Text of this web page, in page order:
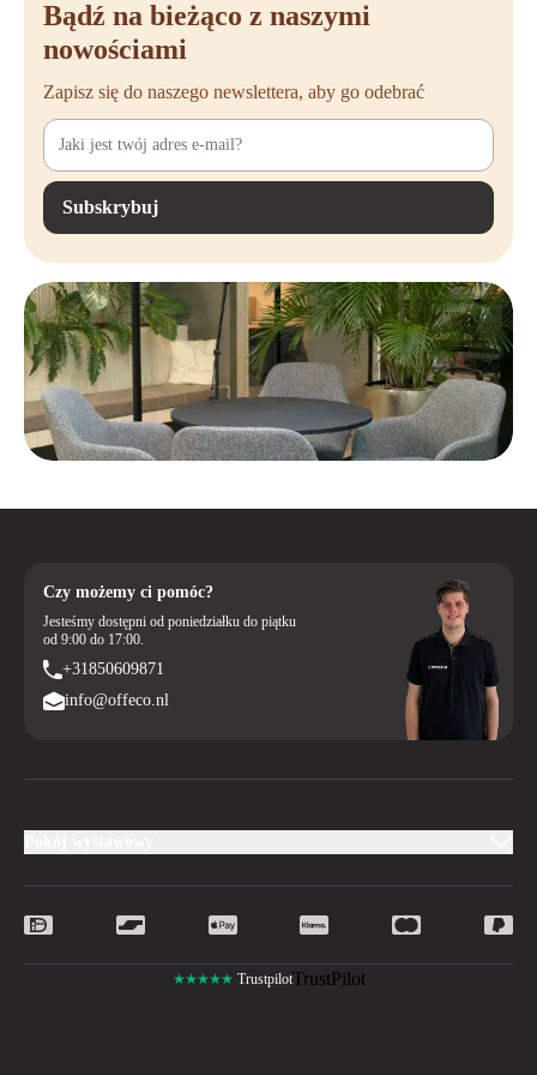
zapewnia ergonomiczną pozycję siedzącą.
Praktyczne wymiary
– Szerokość siedziska z przodu: 48,5 cm,
szerokość z tyłu: 41 cm, głębokość siedziska: 47,5 cm, wysokość
podłokietnika: 66,5 cm.
Bądź na bieżąco z naszymi
nowościami
Zapisz się do naszego newslettera, aby go odebrać
Subskrybuj
Czy możemy ci pomóc?
Jesteśmy dostępni od poniedziałku do piątku
od 9:00 do 17:00.
+31850609871
info@offeco.nl
★★★★★ TrustpilotTrustPilot